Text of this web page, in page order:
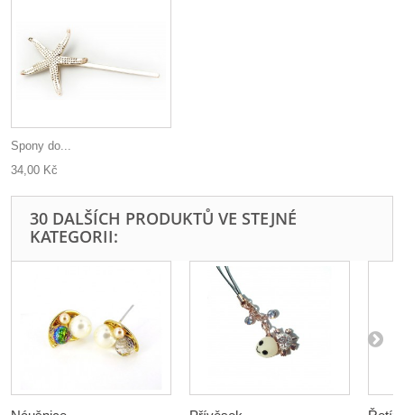
Spony do...
34,00 Kč
30 DALŠÍCH PRODUKTŮ VE STEJNÉ
KATEGORII: